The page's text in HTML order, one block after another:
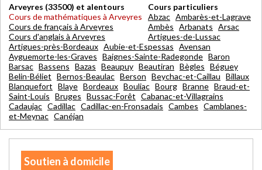
Arveyres (33500) et alentours
Cours de mathématiques à Arveyres
Cours de français à Arveyres
Cours d'anglais à Arveyres
Cours particuliers
Abzac Ambarès-et-Lagrave
Ambès Arbanats Arsac
Artigues-de-Lussac
Artigues-près-Bordeaux Aubie-et-Espessas Avensan
Ayguemorte-les-Graves Baignes-Sainte-Radegonde Baron
Barsac Bassens Bazas Beaupuy Beautiran Bègles Béguey
Belin-Béliet Bernos-Beaulac Berson Beychac-et-Caillau Billaux
Blanquefort Blaye Bordeaux Bouliac Bourg Branne Braud-et-
Saint-Louis Bruges Bussac-Forêt Cabanac-et-Villagrains
Cadaujac Cadillac Cadillac-en-Fronsadais Cambes Camblanes-
et-Meynac Canéjan
Soutien à domicile